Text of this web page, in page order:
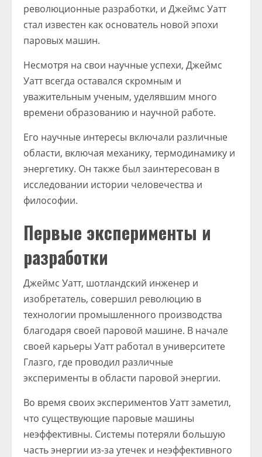
революционные разработки, и Джеймс Уатт
стал известен как основатель новой эпохи
паровых машин.
Несмотря на свои научные успехи, Джеймс
Уатт всегда оставался скромным и
уважительным ученым, уделявшим много
времени образованию и научной работе.
Его научные интересы включали различные
области, включая механику, термодинамику и
энергетику. Он также был заинтересован в
исследовании истории человечества и
философии.
Первые эксперименты и
разработки
Джеймс Уатт, шотландский инженер и
изобретатель, совершил революцию в
технологии промышленного производства
благодаря своей паровой машине. В начале
своей карьеры Уатт работал в университете
Глазго, где проводил различные
эксперименты в области паровой энергии.
Во время своих экспериментов Уатт заметил,
что существующие паровые машины
неэффективны. Системы потеряли большую
часть энергии из-за утечек и неэффективного